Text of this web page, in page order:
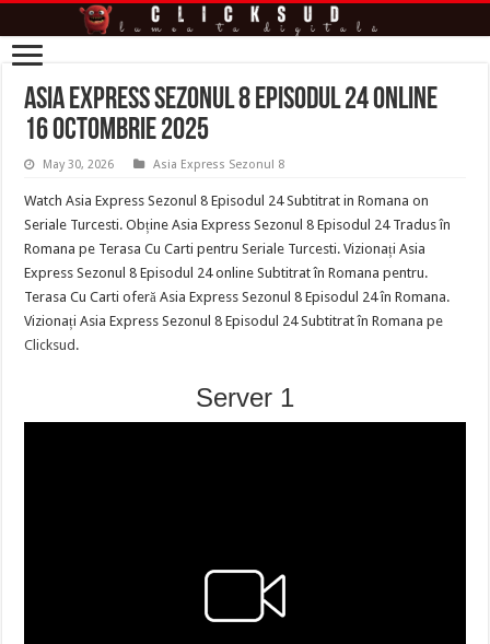
Asia Express Sezonul 8 Episodul 24 online
16 Octombrie 2025
May 30, 2026 Asia Express Sezonul 8
Watch Asia Express Sezonul 8 Episodul 24 Subtitrat in Romana on
Seriale Turcesti. Obține Asia Express Sezonul 8 Episodul 24 Tradus în
Romana pe Terasa Cu Carti pentru Seriale Turcesti. Vizionați Asia
Express Sezonul 8 Episodul 24 online Subtitrat în Romana pentru.
Terasa Cu Carti oferă Asia Express Sezonul 8 Episodul 24 în Romana.
Vizionați Asia Express Sezonul 8 Episodul 24 Subtitrat în Romana pe
Clicksud .
Server 1